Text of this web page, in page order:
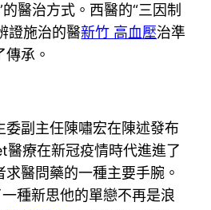
醫治方式。西醫的“三因制
證施治的醫新竹 高血壓治準
承。
副主任陳嘯宏在陳述發布
療在新冠疫情時代進進了
醫問藥的一種主要手腕。
種新思他的單戀不再是浪